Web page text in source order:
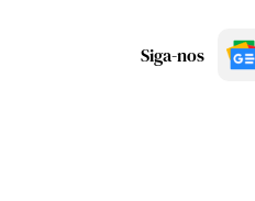
Siga-nos